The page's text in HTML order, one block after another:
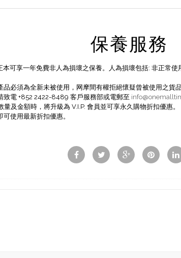
保養服務
可享一年免費非人為損壞之保養。人為損壞包括: 非正常
必須為全新未被使用，网摩間有權拒絕懷疑曾被使用之貨品
致電 +852 2422-8489 客戶服務部或電郵至
及金額時，將升級為 V.I.P. 會員並可享永久購物折扣優惠。
使用最新折扣優惠。